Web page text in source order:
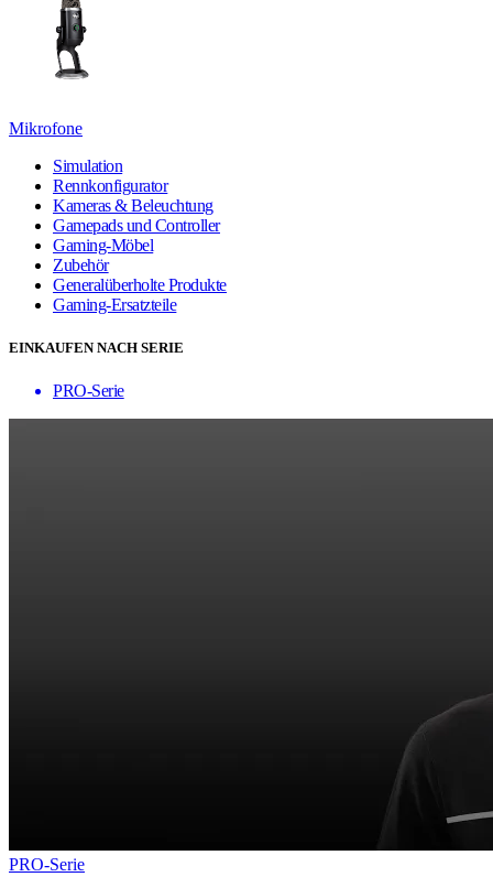
Mikrofone
Simulation
Rennkonfigurator
Kameras & Beleuchtung
Gamepads und Controller
Gaming-Möbel
Zubehör
Generalüberholte Produkte
Gaming-Ersatzteile
EINKAUFEN NACH SERIE
PRO-Serie
PRO-Serie